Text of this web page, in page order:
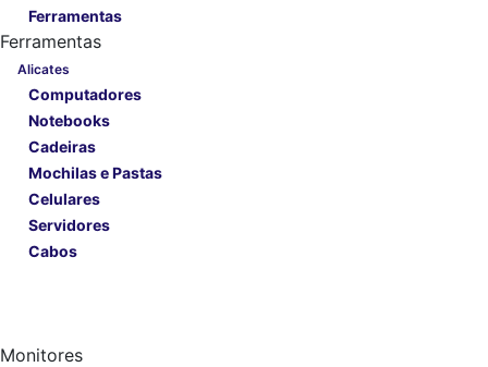
Ferramentas
Ferramentas
Alicates
Computadores
Notebooks
Cadeiras
Mochilas e Pastas
Celulares
Servidores
Cabos
Monitores